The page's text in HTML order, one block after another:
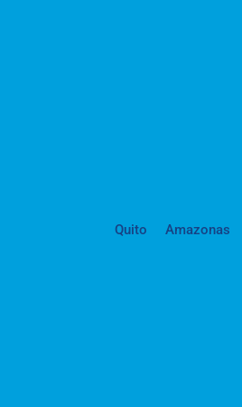
Quito Amazonas